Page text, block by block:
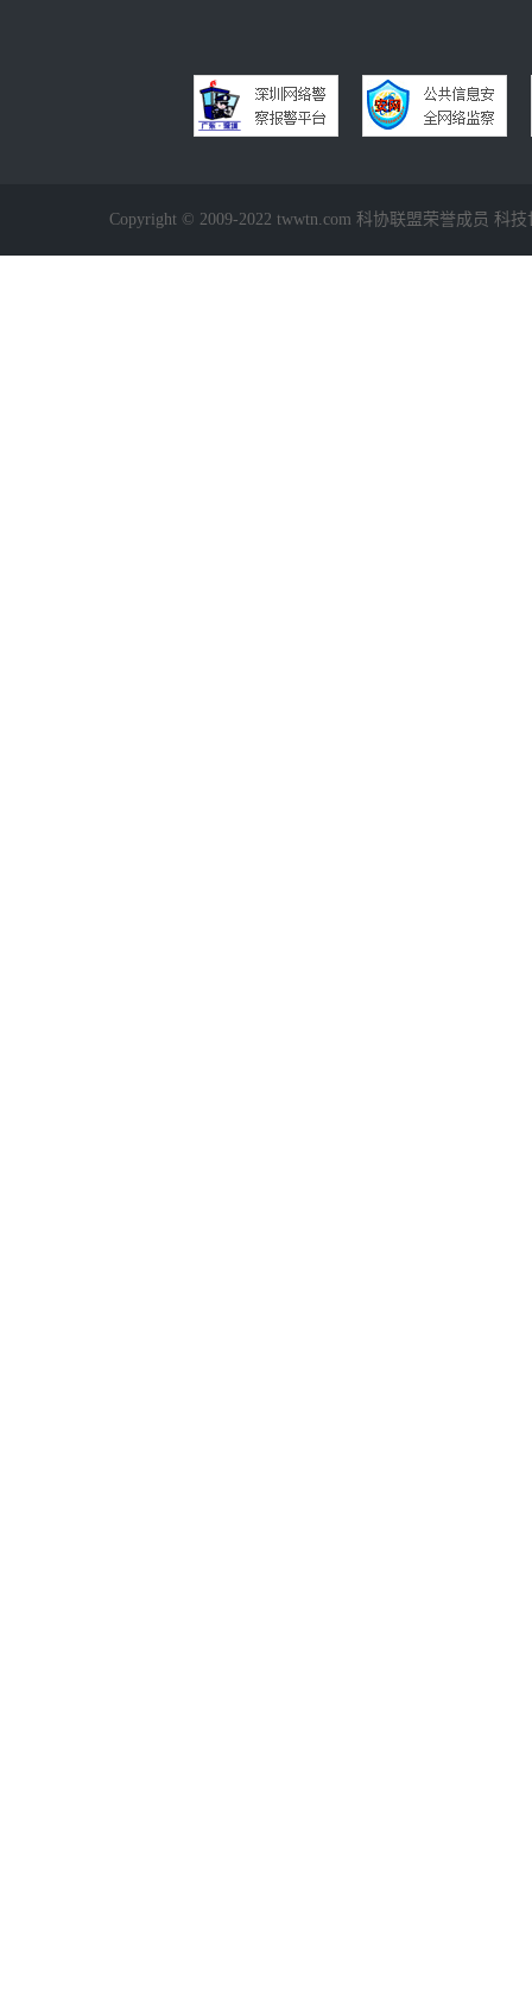
Copyright © 2009-2022 twwtn.com 科协联盟荣誉成员 科